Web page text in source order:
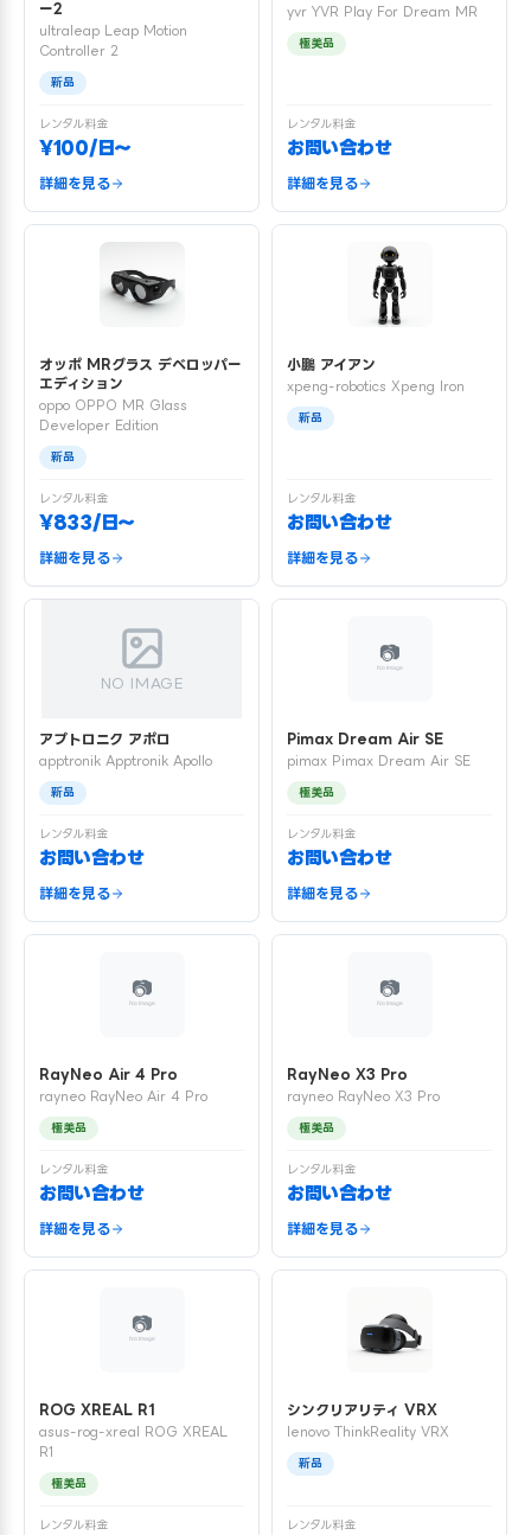
ー2
ultraleap Leap Motion
Controller 2
新品
レンタル料金
¥100/日〜
詳細を見る
yvr YVR Play For Dream MR
極美品
レンタル料金
お問い合わせ
詳細を見る
オッポ MRグラス デベロッパー
エディション
oppo OPPO MR Glass
Developer Edition
新品
レンタル料金
¥833/日〜
詳細を見る
小鵬 アイアン
xpeng-robotics Xpeng Iron
新品
レンタル料金
お問い合わせ
詳細を見る
NO IMAGE
アプトロニク アポロ
apptronik Apptronik Apollo
新品
レンタル料金
お問い合わせ
詳細を見る
Pimax Dream Air SE
pimax Pimax Dream Air SE
極美品
レンタル料金
お問い合わせ
詳細を見る
RayNeo Air 4 Pro
rayneo RayNeo Air 4 Pro
極美品
レンタル料金
お問い合わせ
詳細を見る
RayNeo X3 Pro
rayneo RayNeo X3 Pro
極美品
レンタル料金
お問い合わせ
詳細を見る
ROG XREAL R1
asus-rog-xreal ROG XREAL
R1
極美品
レンタル料金
シンクリアリティ VRX
lenovo ThinkReality VRX
新品
レンタル料金